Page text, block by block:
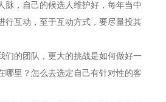
脉，自己的候选人维护好，每年当中
行互动，至于互动方式，要尽量投其
们的团队，更大的挑战是如何做好一
哪里？怎么去选定自己有针对性的客